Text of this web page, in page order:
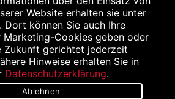
abrechnet. Der AEP ist der allgemeine
einer Kostenübernahme durch die
vor Abzug eines
5%) nach §130 Abs. 1 SGB V.
des Herstellers (UVP).
Website erhalten sie unter
Dort können Sie auch Ihre
Marketing-Cookies geben oder
Zukunft gerichtet jederzeit
Hinweise erhalten Sie in
Datenschutzerklärung.
Ablehnen